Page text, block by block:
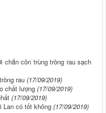
chắn côn trùng trồng rau sạch
rau (17/09/2019)
chất lượng (17/09/2019)
(17/09/2019)
Lan có tốt không (17/09/2019)